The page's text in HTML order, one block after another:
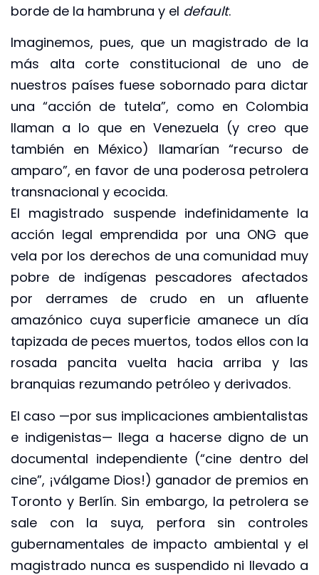
borde de la hambruna y el default.
Imaginemos, pues, que un magistrado de la
más alta corte constitucional de uno de
nuestros países fuese sobornado para dictar
una “acción de tutela”, como en Colombia
llaman a lo que en Venezuela (y creo que
también en México) llamarían “recurso de
amparo”, en favor de una poderosa petrolera
transnacional y ecocida.
El magistrado suspende indefinidamente la
acción legal emprendida por una ONG que
vela por los derechos de una comunidad muy
pobre de indígenas pescadores afectados
por derrames de crudo en un afluente
amazónico cuya superficie amanece un día
tapizada de peces muertos, todos ellos con la
rosada pancita vuelta hacia arriba y las
branquias rezumando petróleo y derivados.
El caso —por sus implicaciones ambientalistas
e indigenistas— llega a hacerse digno de un
documental independiente (“cine dentro del
cine”, ¡válgame Dios!) ganador de premios en
Toronto y Berlín. Sin embargo, la petrolera se
sale con la suya, perfora sin controles
gubernamentales de impacto ambiental y el
magistrado nunca es suspendido ni llevado a